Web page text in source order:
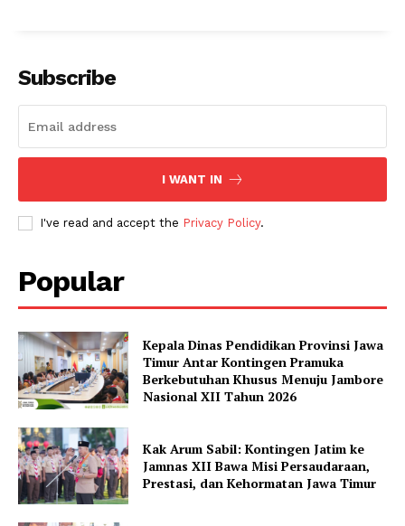
Subscribe
I WANT IN
I've read and accept the Privacy Policy.
Popular
Kepala Dinas Pendidikan Provinsi Jawa
Timur Antar Kontingen Pramuka
Berkebutuhan Khusus Menuju Jambore
Nasional XII Tahun 2026
Kak Arum Sabil: Kontingen Jatim ke
Jamnas XII Bawa Misi Persaudaraan,
Prestasi, dan Kehormatan Jawa Timur